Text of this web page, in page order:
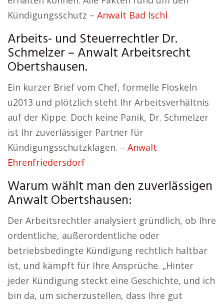
Kündigungsschutz – Anwalt Bad Ischl
Arbeits- und Steuerrechtler Dr.
Schmelzer – Anwalt Arbeitsrecht
Obertshausen.
Ein kurzer Brief vom Chef, formelle Floskeln
u2013 und plötzlich steht Ihr Arbeitsverhältnis
auf der Kippe. Doch keine Panik, Dr. Schmelzer
ist Ihr zuverlässiger Partner für
Kündigungsschutzklagen. – Anwalt
Ehrenfriedersdorf
Warum wählt man den zuverlässigen
Anwalt Obertshausen:
Der Arbeitsrechtler analysiert gründlich, ob Ihre
ordentliche, außerordentliche oder
betriebsbedingte Kündigung rechtlich haltbar
ist, und kämpft für Ihre Ansprüche. „Hinter
jeder Kündigung steckt eine Geschichte, und ich
bin da, um sicherzustellen, dass Ihre gut